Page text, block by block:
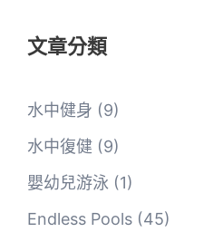
文章分類
水中健身 (9)
水中復健 (9)
嬰幼兒游泳 (1)
Endless Pools (45)